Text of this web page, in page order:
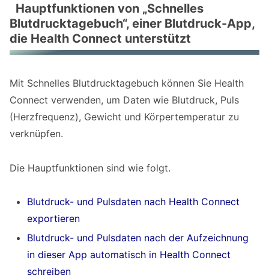
Blutdrucktagebuch“, einer Blutdruck-App, die
Health Connect unterstützt
Blutdruck- und Pulsdaten nach Health
Blutdruck-, Puls- und Herzfrequenzdaten aus
anderen Apps über Health Connect
importieren
Schritte und mehr von Health Connect
Blutdruck zusammen mit Gewicht,
Körpertemperatur und Schritten in
Diagrammen anzeigen
Health Connect Blutdruck-App FAQ
Hauptfunktionen von „Schnelles
Blutdrucktagebuch“, einer Blutdruck-App,
die Health Connect unterstützt
Mit Schnelles Blutdrucktagebuch können Sie Health
Connect verwenden, um Daten wie Blutdruck, Puls
(Herzfrequenz), Gewicht und Körpertemperatur zu
verknüpfen.
Die Hauptfunktionen sind wie folgt.
Blutdruck- und Pulsdaten nach Health Connect
exportieren
Blutdruck- und Pulsdaten nach der Aufzeichnung
in dieser App automatisch in Health Connect
schreiben